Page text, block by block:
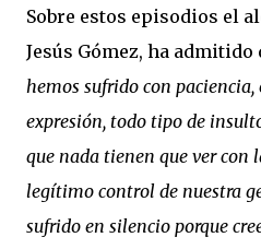
Sobre estos episodios el
Jesús Gómez, ha admitido
hemos sufrido con
expresión, todo tipo de
que nada tienen que ver
legítimo control de nuestra
sufrido en silencio porque